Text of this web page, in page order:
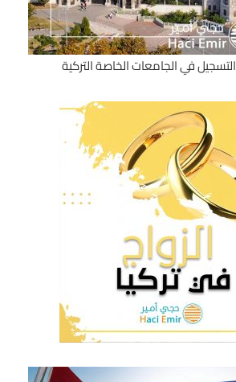
التسجيل في الجامعات الخاصة التركية